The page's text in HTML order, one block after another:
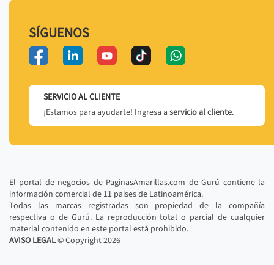
SÍGUENOS
SERVICIO AL CLIENTE
¡Estamos para ayudarte! Ingresa a servicio al cliente.
El portal de negocios de PaginasAmarillas.com de Gurú contiene la
información comercial de 11 países de Latinoamérica.
Todas las marcas registradas son propiedad de la compañía
respectiva o de Gurú. La reproducción total o parcial de cualquier
material contenido en este portal está prohibido.
AVISO LEGAL© Copyright2026